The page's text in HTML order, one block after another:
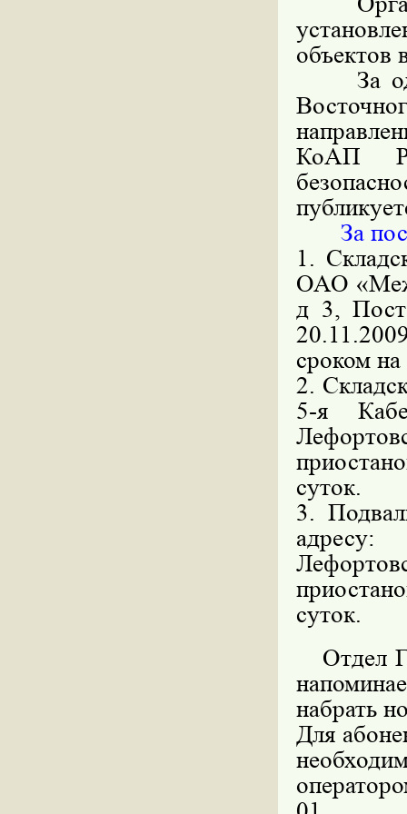
объектов
За
КоАП
За
1.
ОАО
д 3,
сроком
2.
5-я
суток.
3.
суток.
Отдел
набрать
Для